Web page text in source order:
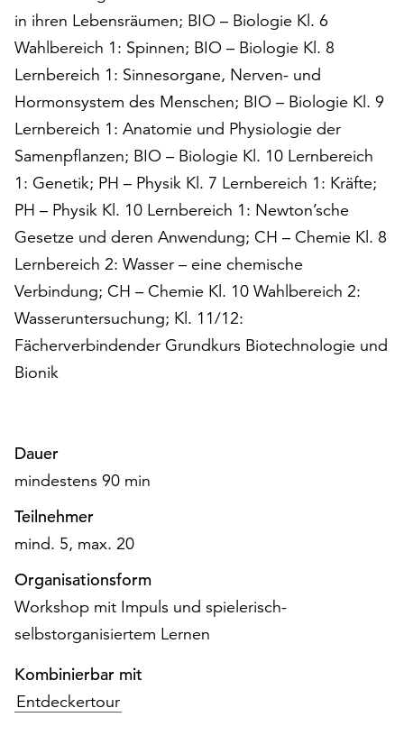
in ihren Lebensräumen; BIO – Biologie Kl. 6
Wahlbereich 1: Spinnen; BIO – Biologie Kl. 8
Lernbereich 1: Sinnesorgane, Nerven- und
Hormonsystem des Menschen; BIO – Biologie Kl. 9
Lernbereich 1: Anatomie und Physiologie der
Samenpflanzen; BIO – Biologie Kl. 10 Lernbereich
1: Genetik; PH – Physik Kl. 7 Lernbereich 1: Kräfte;
PH – Physik Kl. 10 Lernbereich 1: Newton’sche
Gesetze und deren Anwendung; CH – Chemie Kl. 8
Lernbereich 2: Wasser – eine chemische
Verbindung; CH – Chemie Kl. 10 Wahlbereich 2:
Wasseruntersuchung; Kl. 11/12:
Fächerverbindender Grundkurs Biotechnologie und
Bionik
Dauer
mindestens 90 min
Teilnehmer
mind. 5, max. 20
Organisationsform
Workshop mit Impuls und spielerisch-
selbstorganisiertem Lernen
Kombinierbar mit
Entdeckertour